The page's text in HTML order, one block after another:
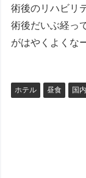
術後のリハビリ
術後だいぶ経っ
がはやくよくな
ホテル 昼食 国